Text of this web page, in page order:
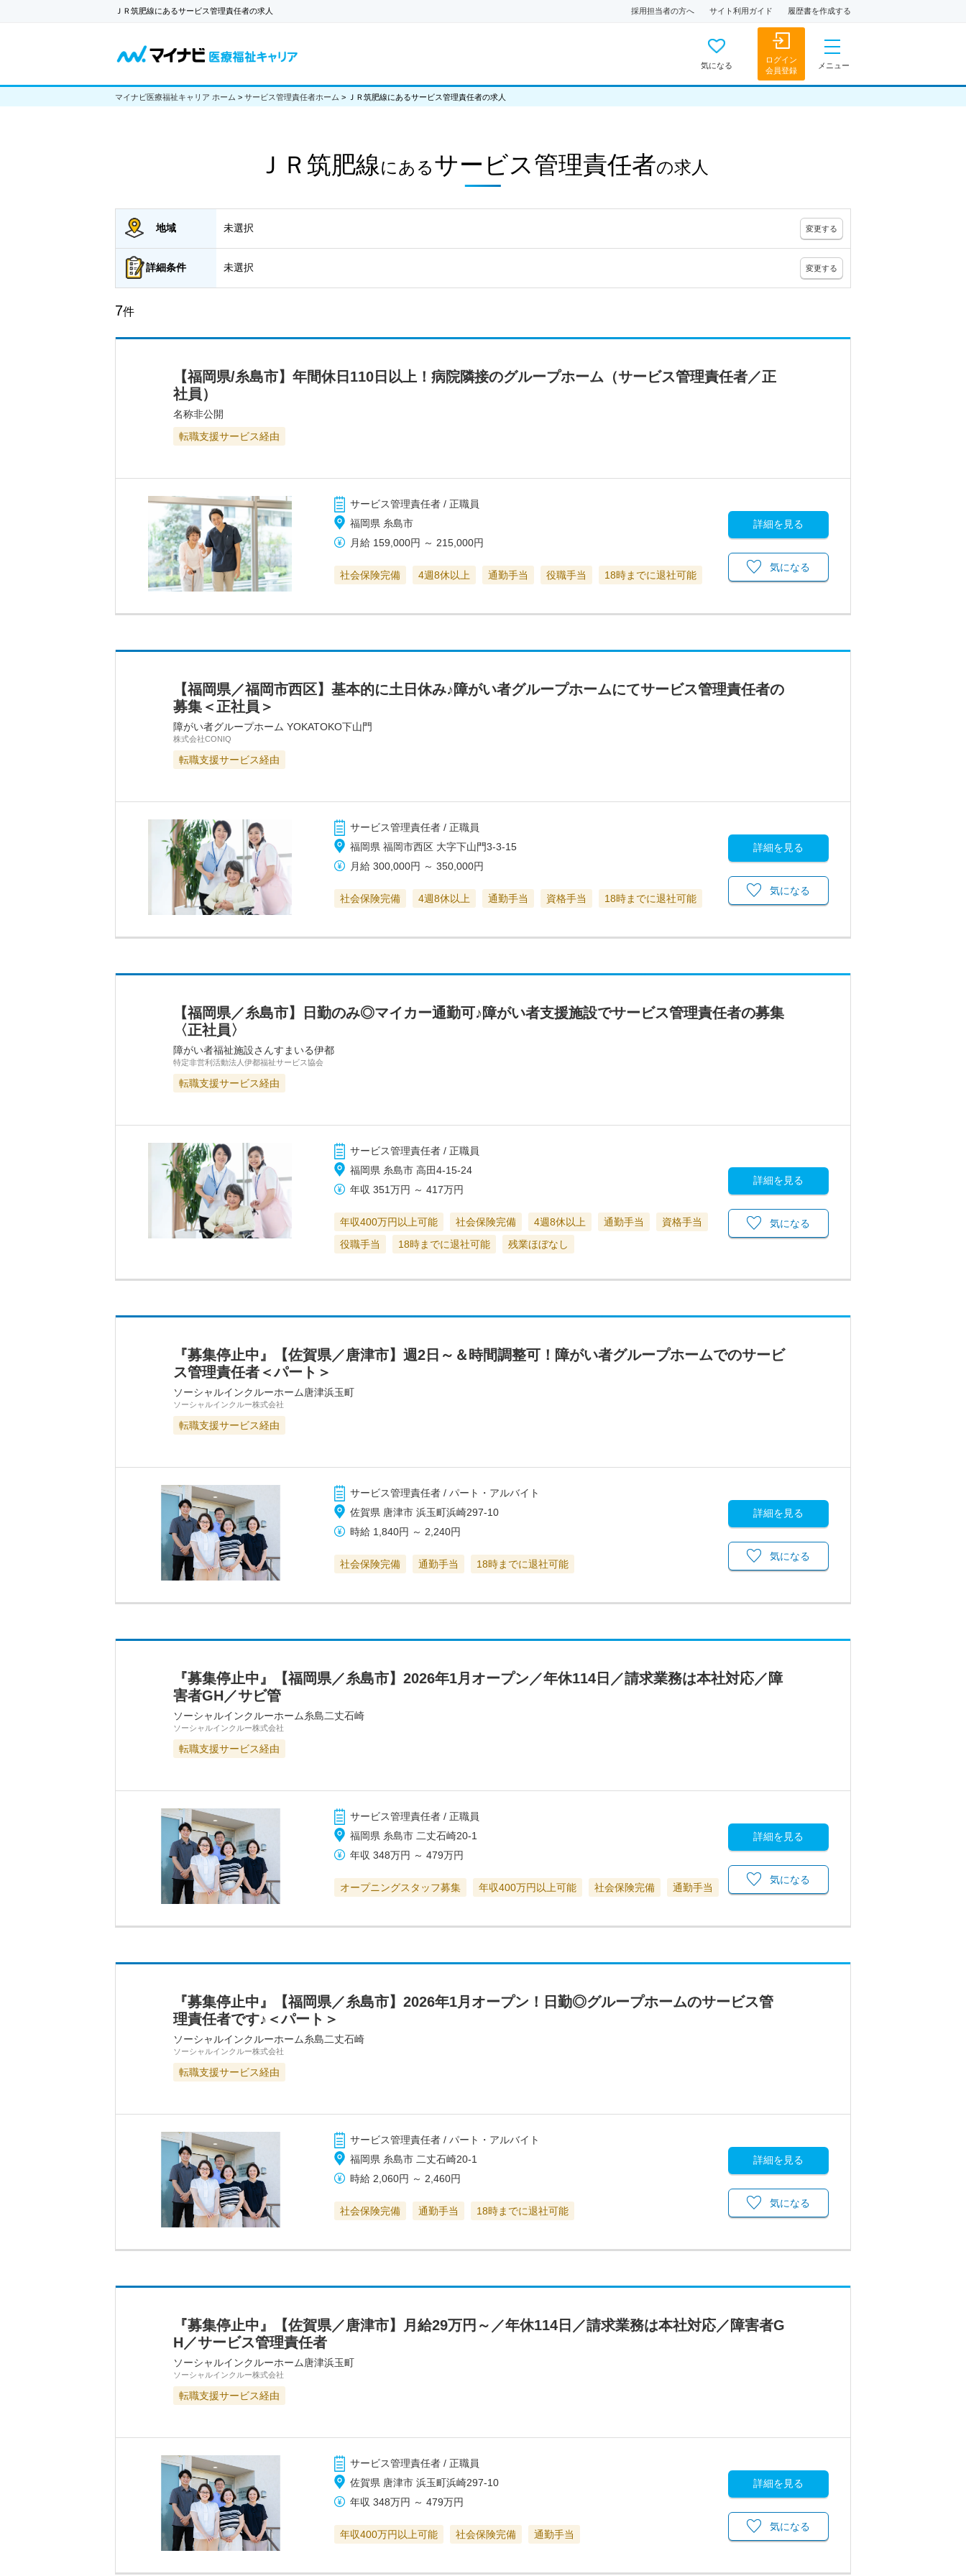
ＪＲ筑肥線にあるサービス管理責任者の求人 採用担当者の方へ サイト利用ガイド 履歴書を作成する
気になる
ログイン
会員登録
メニュー
マイナビ医療福祉キャリア ホーム > サービス管理責任者ホーム > ＪＲ筑肥線にあるサービス管理責任者の求人
ＪＲ筑肥線にあるサービス管理責任者の求人
地域 未選択 変更する
詳細条件 未選択 変更する
7件
【福岡県/糸島市】年間休日110日以上！病院隣接のグループホーム（サービス管理責任者／正
社員）
名称非公開
転職支援サービス経由
サービス管理責任者 / 正職員
福岡県 糸島市
月給 159,000円 ～ 215,000円
社会保険完備 4週8休以上 通勤手当 役職手当 18時までに退社可能
詳細を見る
気になる
【福岡県／福岡市西区】基本的に土日休み♪障がい者グループホームにてサービス管理責任者の
募集＜正社員＞
障がい者グループホーム YOKATOKO下山門
株式会社CONIQ
転職支援サービス経由
サービス管理責任者 / 正職員
福岡県 福岡市西区 大字下山門3-3-15
月給 300,000円 ～350,000円
社会保険完備 4週8休以上 通勤手当 資格手当 18時までに退社可能
詳細を見る
気になる
【福岡県／糸島市】日勤のみ◎マイカー通勤可♪障がい者支援施設でサービス管理責任者の募集
〈正社員〉
障がい者福祉施設さんすまいる伊都
特定非営利活動法人伊都福祉サービス協会
転職支援サービス経由
サービス管理責任者 / 正職員
福岡県 糸島市 高田4-15-24
年収 351万円 ～417万円
年収400万円以上可能 社会保険完備 4週8休以上 通勤手当
資格手当
役職手当
18時までに退社可能 残業ほぼなし
詳細を見る
気になる
『募集停止中』【佐賀県／唐津市】週2日～＆時間調整可！障がい者グループホームでのサービ
ス管理責任者＜パート＞
ソーシャルインクルーホーム唐津浜玉町
ソーシャルインクルー株式会社
転職支援サービス経由
サービス管理責任者 / パート・アルバイト
佐賀県 唐津市 浜玉町浜崎297-10
時給 1,840円 ～ 2,240円
社会保険完備 通勤手当 18時までに退社可能
詳細を見る
気になる
『募集停止中』【福岡県／糸島市】2026年1月オープン／年休114日／請求業務は本社対応／障
害者GH／サビ管
ソーシャルインクルーホーム糸島二丈石崎
ソーシャルインクルー株式会社
転職支援サービス経由
サービス管理責任者 / 正職員
福岡県 糸島市 二丈石崎20-1
年収 348万円 ～479万円
オープニングスタッフ募集 年収400万円以上可能 社会保険完備 通勤手当
詳細を見る
気になる
『募集停止中』【福岡県／糸島市】2026年1月オープン！日勤◎グループホームのサービス管
理責任者です♪＜パート＞
ソーシャルインクルーホーム糸島二丈石崎
ソーシャルインクルー株式会社
転職支援サービス経由
サービス管理責任者 / パート・アルバイト
福岡県 糸島市 二丈石崎20-1
時給 2,060円 ～ 2,460円
社会保険完備 通勤手当 18時までに退社可能
詳細を見る
気になる
『募集停止中』【佐賀県／唐津市】月給29万円～／年休114日／請求業務は本社対応／障害者G
H／サービス管理責任者
ソーシャルインクルーホーム唐津浜玉町
ソーシャルインクルー株式会社
転職支援サービス経由
サービス管理責任者 / 正職員
佐賀県 唐津市 浜玉町浜崎297-10
年収 348万円 ～479万円
年収400万円以上可能 社会保険完備 通勤手当
詳細を見る
気になる